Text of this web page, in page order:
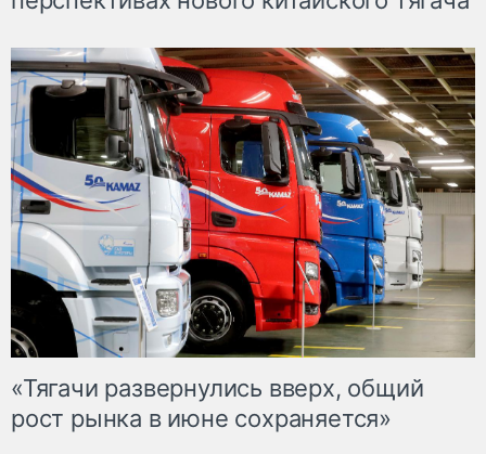
«Тягачи развернулись вверх, общий
рост рынка в июне сохраняется»